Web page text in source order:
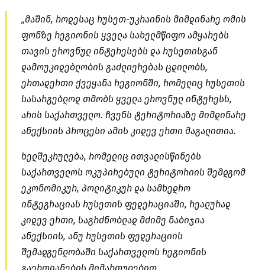
„მაშინ, როდესაც რუსეთ-უკრაინის მიმდინარე ომის
ფონზე რეგიონის ყველა სახელმწიფო ამყარებს
თავის ეროვნულ ინტერესებს და რუსეთისგან
დამოუკიდებლობის გაძლიერებას ცდილობს,
ერთადერთი ქვეყანა რეგიონში, რომელიც რუსეთის
სასარგებლოდ თმობს ყველა ეროვნულ ინტერესს,
არის საქართველო. ჩვენს ტერიტორიაზე მიმდინარე
ანექსიის პროცესი ამის კიდევ ერთი მაგალითია.
ხელშეკრულება, რომელიც ითვალისწინებს
საქართველოს ოკუპირებული ტერიტორიის შემდგომ
ეკონომიკურ, პოლიტიკურ და სამხედრო
ინტეგრაციას რუსეთის ფედერაციაში, რეალურად
კიდევ ერთი, საგრძნობლად მძიმე ნაბიჯია
ანექსიის, ანუ რუსეთის ფედერაციის
შემადგენლობაში საქართველოს რეგიონის
გაერთიანების მიმართულებით.